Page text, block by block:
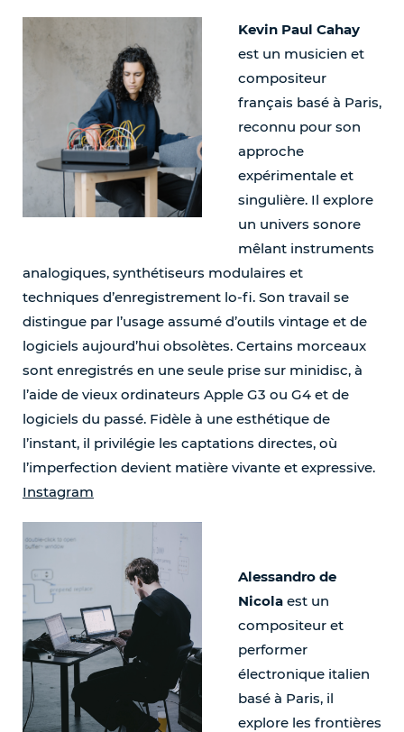
Kevin Paul Cahay
est un musicien et
compositeur
français basé à Paris,
reconnu pour son
approche
expérimentale et
singulière. Il explore
un univers sonore
mêlant instruments
analogiques, synthétiseurs modulaires et
techniques d’enregistrement lo-fi. Son travail se
distingue par l’usage assumé d’outils vintage et de
logiciels aujourd’hui obsolètes. Certains morceaux
sont enregistrés en une seule prise sur minidisc, à
l’aide de vieux ordinateurs Apple G3 ou G4 et de
logiciels du passé. Fidèle à une esthétique de
l’instant, il privilégie les captations directes, où
l’imperfection devient matière vivante et expressive.
Instagram
Alessandro de
Nicola est un
compositeur et
performer
électronique italien
basé à Paris, il
explore les frontières